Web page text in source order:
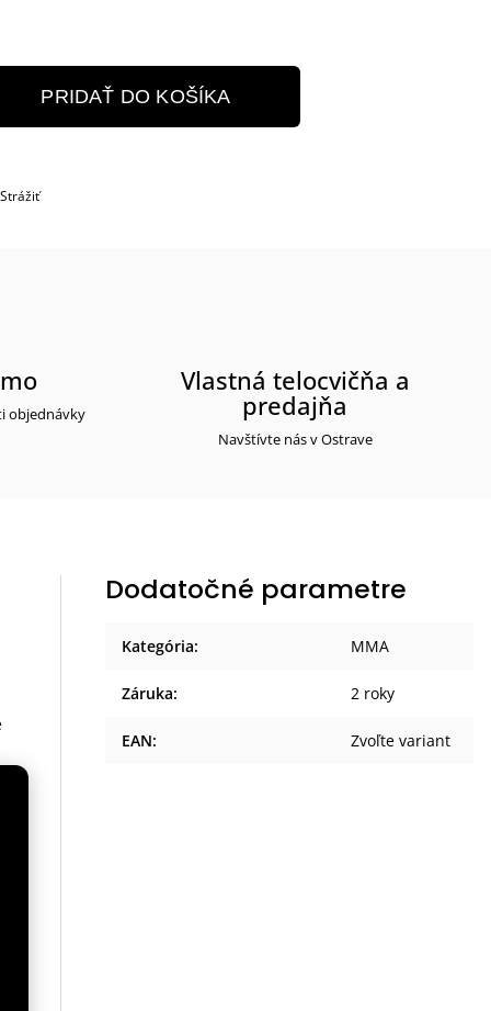
PRIDAŤ DO KOŠÍKA
Strážiť
objednávky
Vlastná telocvičňa a
predajňa
Navštívte nás v Ostrave
Dodatočné parametre
Kategória: MMA
Záruka: 2 roky
EAN: Zvoľte variant